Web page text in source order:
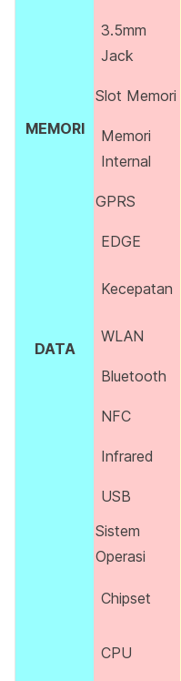
3.5mm
Jack
MEMORI
Slot Memori
Memori
Internal
DATA
GPRS
EDGE
Kecepatan
WLAN
Bluetooth
NFC
Infrared
USB
Sistem
Operasi
Chipset
CPU